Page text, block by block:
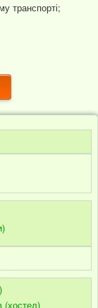
транспорті;
(хостел)